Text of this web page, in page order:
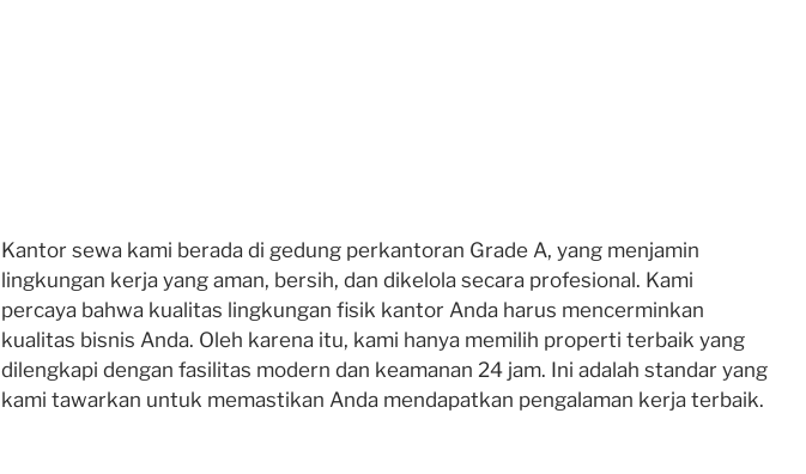
Kantor sewa kami berada di gedung perkantoran Grade A, yang menjamin
lingkungan kerja yang aman, bersih, dan dikelola secara profesional. Kami
percaya bahwa kualitas lingkungan fisik kantor Anda harus mencerminkan
kualitas bisnis Anda. Oleh karena itu, kami hanya memilih properti terbaik yang
dilengkapi dengan fasilitas modern dan keamanan 24 jam. Ini adalah standar yang
kami tawarkan untuk memastikan Anda mendapatkan pengalaman kerja terbaik.